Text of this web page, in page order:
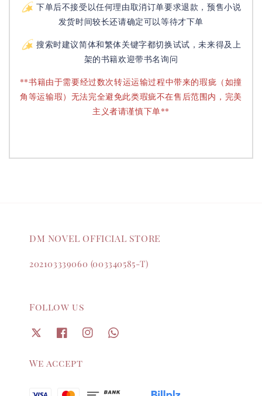
下单后不接受以任何理由取消订单要求退款，预售小说
发货时间较长还请确定可以等待才下单
搜索时建议简体和繁体关键字都切换试试，未来得及上
架的书籍欢迎带书名询问
**书籍由于需要经过数次转运运输过程中带来的瑕疵（如撞
角等运输瑕）无法完全避免此类瑕疵不在售后范围内，完美
主义者请谨慎下单**
DM NOVEL OFFICIAL STORE
202103339060 (003340585-T)
Follow us
We accept